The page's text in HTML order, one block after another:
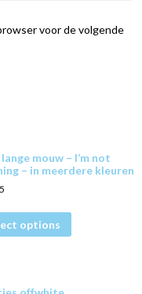
voor de volgende
mouw – I’m not
– in meerdere kleuren
options